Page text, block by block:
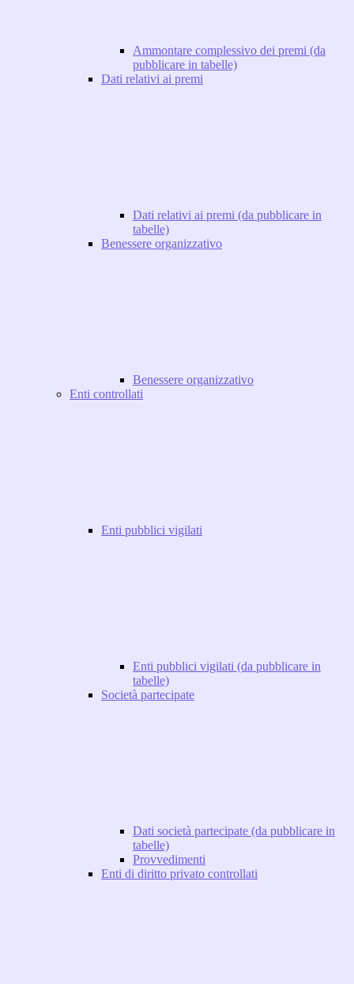
Ammontare complessivo dei premi (da
pubblicare in tabelle)
Dati relativi ai premi
Dati relativi ai premi (da pubblicare in
tabelle)
Benessere organizzativo
Benessere organizzativo
Enti controllati
Enti pubblici vigilati
Enti pubblici vigilati (da pubblicare in
tabelle)
Società partecipate
Dati società partecipate (da pubblicare in
tabelle)
Provvedimenti
Enti di diritto privato controllati